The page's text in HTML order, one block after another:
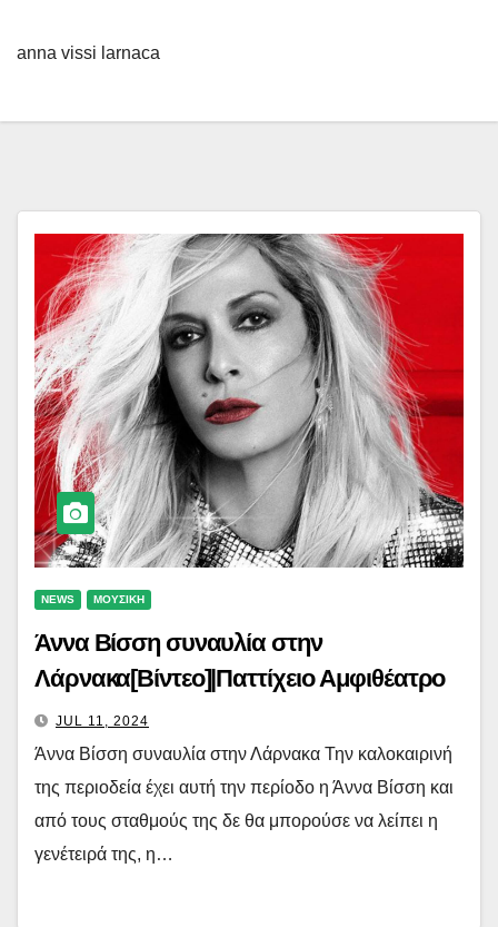
anna vissi larnaca
NEWS ΜΟΥΣΙΚΗ
Άννα Βίσση συναυλία στην
Λάρνακα[Βίντεο]|Παττίχειο Αμφιθέατρο
JUL 11, 2024
Άννα Βίσση συναυλία στην Λάρνακα Την καλοκαιρινή
της περιοδεία έχει αυτή την περίοδο η Άννα Βίσση και
από τους σταθμούς της δε θα μπορούσε να λείπει η
γενέτειρά της, η…